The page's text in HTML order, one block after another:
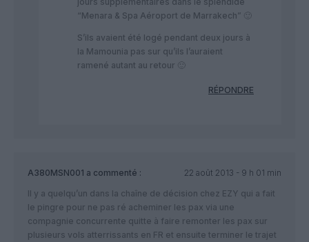
“Menara & Spa Aéroport de Marrakech” 🙂
S’ils avaient été logé pendant deux jours à
la Mamounia pas sur qu’ils l’auraient
ramené autant au retour 🙂
RÉPONDRE
A380MSN001 a commenté :
22 août 2013 - 9 h 01 min
Il y a quelqu’un dans la chaîne de décision chez EZY qui a fait
le pingre pour ne pas ré acheminer les pax via une
compagnie concurrente quitte à faire remonter les pax sur
plusieurs vols atterrissants en FR et ensuite terminer le trajet